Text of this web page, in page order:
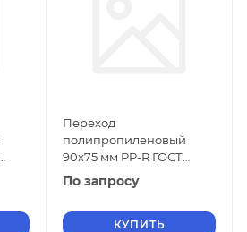
Переход
полипропиленовый
90х75 мм PP-R ГОСТ
32415-2013
По запросу
КУПИТЬ